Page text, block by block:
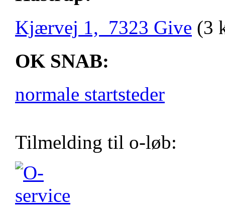
Kjærvej 1, 7323 Give (3
OK SNAB:
normale startsteder
Tilmelding til o-løb: